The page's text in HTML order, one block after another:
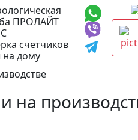
ПРОЛАЙТ
счетчиков
на дому
на